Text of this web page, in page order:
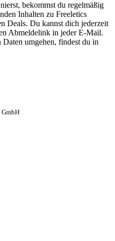
bekommst du regelmäßig
Inhalten zu Freeletics
Deals. Du kannst dich jederzeit
Abmeldelink in jeder E-Mail.
umgehen, findest du in